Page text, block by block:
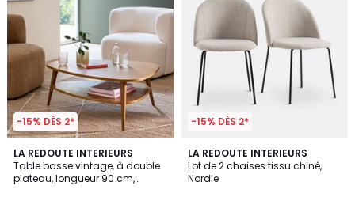
-15% DÈS 2*
LA REDOUTE INTERIEURS
Table basse vintage, à double
plateau, longueur 90 cm,
4,1
/ 5
-15% DÈS 2*
LA REDOUTE INTERIEURS
Lot de 2 chaises tissu chiné,
Nordie
4,3
/ 5
3
Couleurs